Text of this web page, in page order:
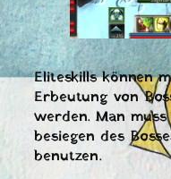
Eliteskills können
Erbeutung von
werden. Man
besiegen des
benutzen.